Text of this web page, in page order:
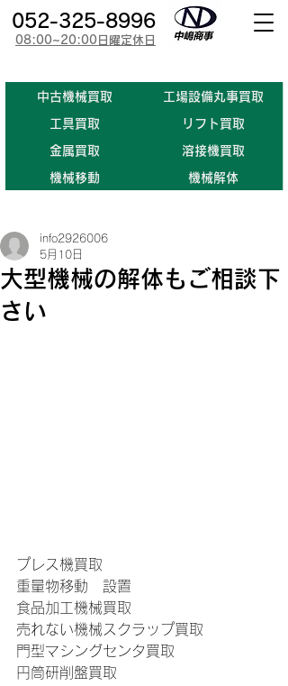
​中古機械買取
​工具買取
金属買取
機械移動
工場設備丸事買取
​リフト買取
溶接機買取
機械解体
052-325-8996
08:00~20:00日曜定休日
大型機械の解体もご相談下
さい
info2926006
5月10日
プレス機買取
重量物移動　設置
食品加工機械買取
売れない機械スクラップ買取
門型マシングセンタ買取
円筒研削盤買取